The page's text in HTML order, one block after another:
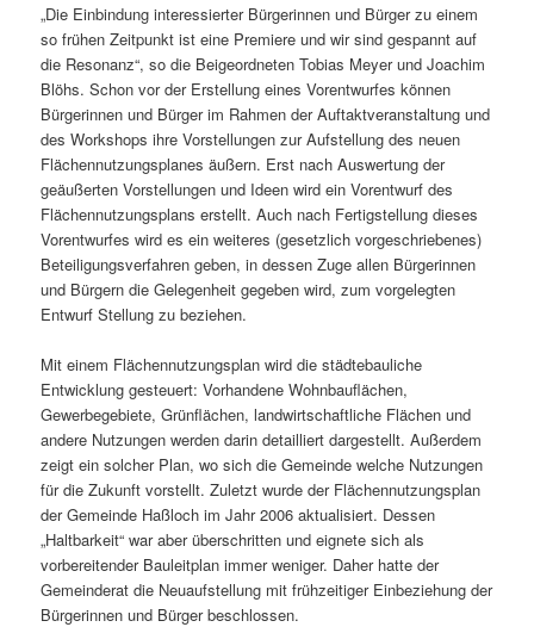
„Die Einbindung interessierter Bürgerinnen und Bürger zu einem
so frühen Zeitpunkt ist eine Premiere und wir sind gespannt auf
die Resonanz“, so die Beigeordneten Tobias Meyer und Joachim
Blöhs. Schon vor der Erstellung eines Vorentwurfes können
Bürgerinnen und Bürger im Rahmen der Auftaktveranstaltung und
des Workshops ihre Vorstellungen zur Aufstellung des neuen
Flächennutzungsplanes äußern. Erst nach Auswertung der
geäußerten Vorstellungen und Ideen wird ein Vorentwurf des
Flächennutzungsplans erstellt. Auch nach Fertigstellung dieses
Vorentwurfes wird es ein weiteres (gesetzlich vorgeschriebenes)
Beteiligungsverfahren geben, in dessen Zuge allen Bürgerinnen
und Bürgern die Gelegenheit gegeben wird, zum vorgelegten
Entwurf Stellung zu beziehen.
Mit einem Flächennutzungsplan wird die städtebauliche
Entwicklung gesteuert: Vorhandene Wohnbauflächen,
Gewerbegebiete, Grünflächen, landwirtschaftliche Flächen und
andere Nutzungen werden darin detailliert dargestellt. Außerdem
zeigt ein solcher Plan, wo sich die Gemeinde welche Nutzungen
für die Zukunft vorstellt. Zuletzt wurde der Flächennutzungsplan
der Gemeinde Haßloch im Jahr 2006 aktualisiert. Dessen
„Haltbarkeit“ war aber überschritten und eignete sich als
vorbereitender Bauleitplan immer weniger. Daher hatte der
Gemeinderat die Neuaufstellung mit frühzeitiger Einbeziehung der
Bürgerinnen und Bürger beschlossen.